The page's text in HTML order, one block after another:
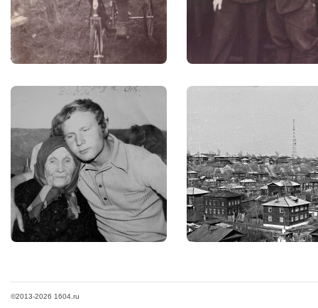
©2013-2026 1604.ru